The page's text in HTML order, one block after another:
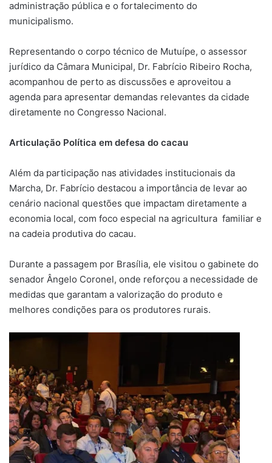
administração pública e o fortalecimento do
municipalismo.
Representando o corpo técnico de Mutuípe, o assessor
jurídico da Câmara Municipal, Dr. Fabrício Ribeiro Rocha,
acompanhou de perto as discussões e aproveitou a
agenda para apresentar demandas relevantes da cidade
diretamente no Congresso Nacional.
Articulação Política em defesa do cacau
Além da participação nas atividades institucionais da
Marcha, Dr. Fabrício destacou a importância de levar ao
cenário nacional questões que impactam diretamente a
economia local, com foco especial na agricultura familiar e
na cadeia produtiva do cacau.
Durante a passagem por Brasília, ele visitou o gabinete do
senador Ângelo Coronel, onde reforçou a necessidade de
medidas que garantam a valorização do produto e
melhores condições para os produtores rurais.